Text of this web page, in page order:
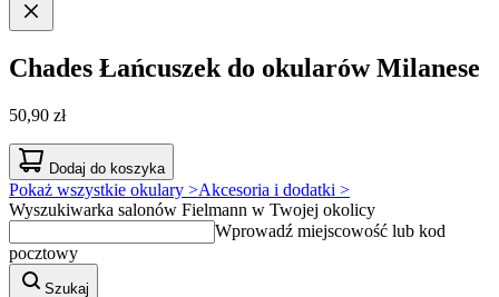
Chades Łańcuszek do okularów Milanese
50,90 zł
Dodaj do koszyka
Pokaż wszystkie okulary >Akcesoria i dodatki >
Wyszukiwarka salonów Fielmann w Twojej okolicy
Wprowadź miejscowość lub kod
pocztowy
Szukaj